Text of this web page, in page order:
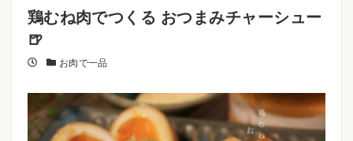
鶏むね肉でつくる おつまみチャーシュー
🍺
投稿日
カテゴリー
お肉で一品